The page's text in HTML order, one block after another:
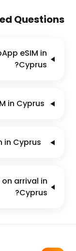
Questions
eSIM in
Cyprus?
in Cyprus?
Cyprus?
on arrival in
Cyprus?